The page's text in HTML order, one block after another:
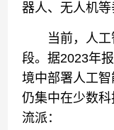
器人、无人机等
当前，人工
段。据2023年
境中部署人工智
仍集中在少数
流派：